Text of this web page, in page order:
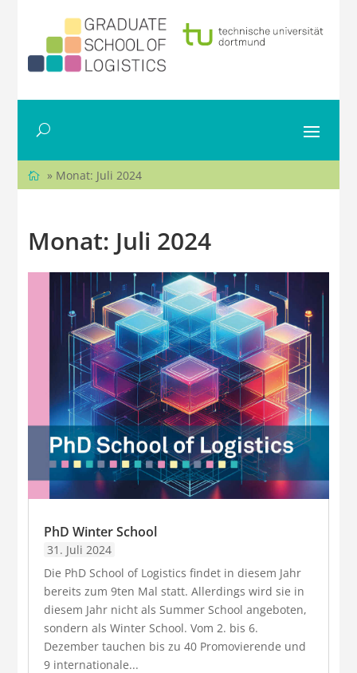
» Monat: Juli 2024
Monat: Juli 2024
PhD Winter School
31. Juli 2024
Die PhD School of Logistics findet in diesem Jahr
bereits zum 9ten Mal statt. Allerdings wird sie in
diesem Jahr nicht als Summer School angeboten,
sondern als Winter School. Vom 2. bis 6.
Dezember tauchen bis zu 40 Promovierende und
9 internationale...